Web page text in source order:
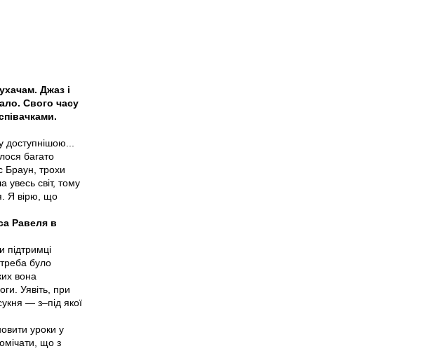
Джаз і
Свого часу
багато
Браун, трохи
світ, тому
Я вірю, що
Равеля в
підтримці
було
вона
Уявіть, при
— з–під якої
уроки у
що з